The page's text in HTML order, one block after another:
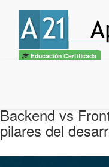
Educación Certificada
Backend vs
pilares del